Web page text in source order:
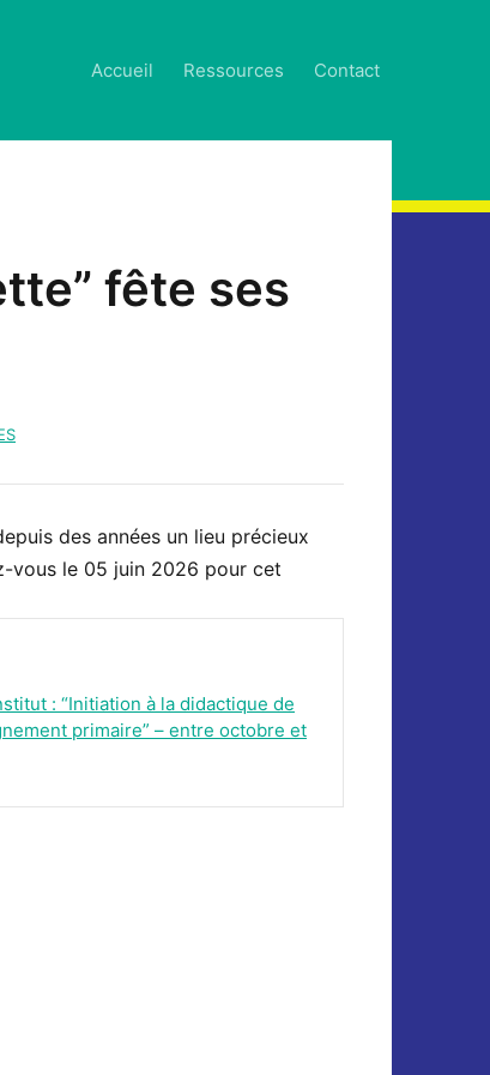
Accueil Ressources Contact
fête ses
des années un lieu précieux
vous le 05 juin 2026 pour cet
: “Initiation à la didactique de
primaire” – entre octobre et